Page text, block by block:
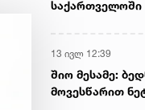
საქართველოში
13 ივლ 12:39
შიო მესამე:
მოვესწარით